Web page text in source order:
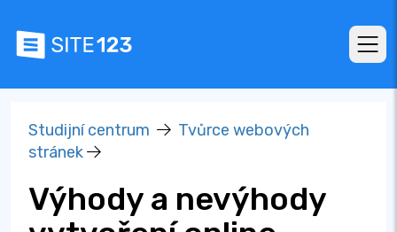
Studijní centrum
Tvůrce webových
stránek
Výhody a nevýhody